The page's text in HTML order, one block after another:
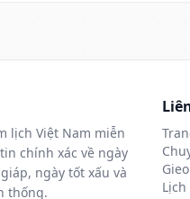
lịch Việt Nam miễn
chính xác về ngày
ngày tốt xấu và
thống.